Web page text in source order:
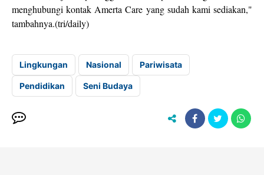
menghubungi kontak Amerta Care yang sudah kami sediakan,"
tambahnya.(tri/daily)
Lingkungan Nasional Pariwisata
Pendidikan Seni Budaya